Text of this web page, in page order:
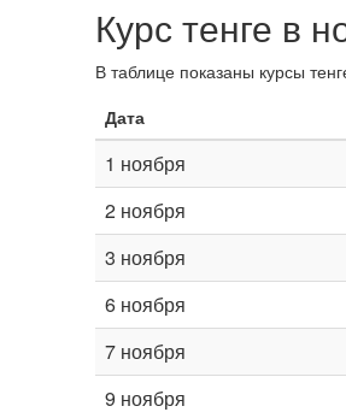
Курс тенге в
В таблице показаны курсы
Дата
1 ноября
2 ноября
3 ноября
6 ноября
7 ноября
9 ноября